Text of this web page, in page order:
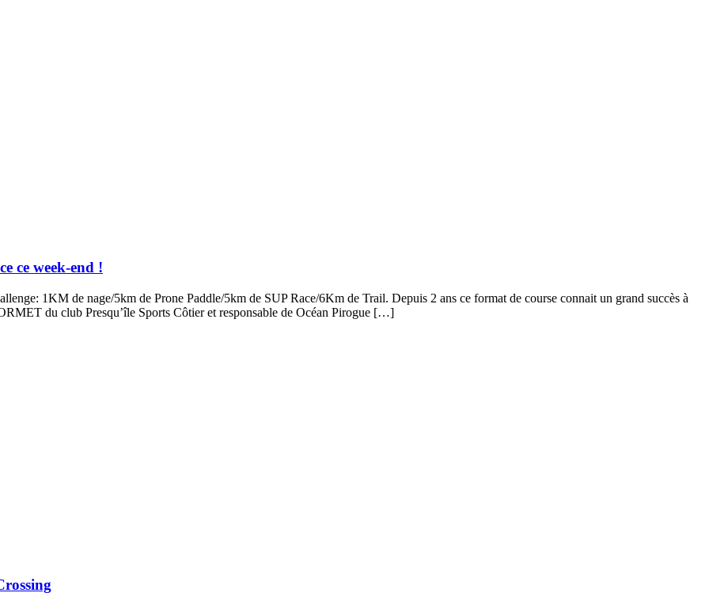
ce week-end !
1KM de nage/5km de Prone Paddle/5km de SUP Race/6Km de Trail. Depuis 2 ans ce format de course connait un grand succès à
du club Presqu’île Sports Côtier et responsable de Océan Pirogue […]